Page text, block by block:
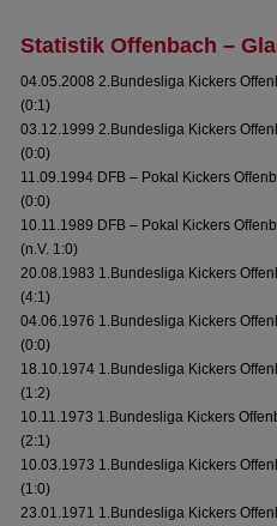
Statistik Offenbach –
04.05.2008 2.Bundesliga Kickers
(0:1)
03.12.1999 2.Bundesliga Kickers
(0:0)
11.09.1994 DFB – Pokal Kickers
(0:0)
10.11.1989 DFB – Pokal Kickers
(n.V. 1:0)
20.08.1983 1.Bundesliga Kickers
(4:1)
04.06.1976 1.Bundesliga Kickers
(0:0)
18.10.1974 1.Bundesliga Kickers
(1:2)
10.11.1973 1.Bundesliga Kickers
(2:1)
10.03.1973 1.Bundesliga Kickers
(1:0)
23.01.1971 1.Bundesliga Kickers